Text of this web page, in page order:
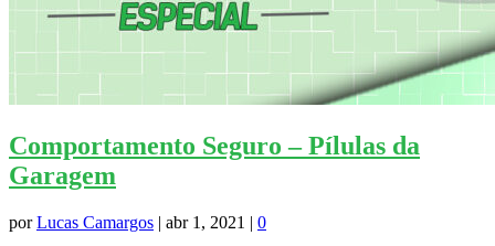
Comportamento Seguro – Pílulas da
Garagem
porLucas Camargos | abr 1, 2021 | 0